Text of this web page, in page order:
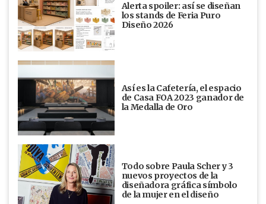
Alerta spoiler: así se diseñan
los stands de Feria Puro
Diseño 2026
Así es la Cafetería, el espacio
de Casa FOA 2023 ganador de
la Medalla de Oro
Todo sobre Paula Scher y 3
nuevos proyectos de la
diseñadora gráfica símbolo
de la mujer en el diseño